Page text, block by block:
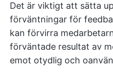
Det är viktigt att sätta
förväntningar för
kan förvirra
förväntade resultat av
emot otydlig och